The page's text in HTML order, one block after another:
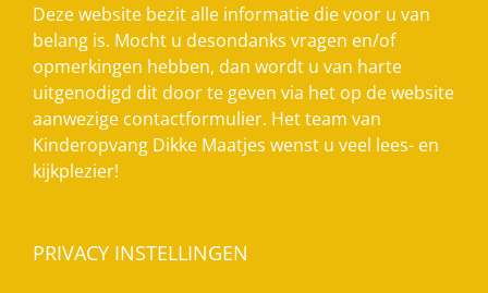
Deze website bezit alle informatie die voor u van
belang is. Mocht u desondanks vragen en/of
opmerkingen hebben, dan wordt u van harte
uitgenodigd dit door te geven via het op de website
aanwezige contactformulier. Het team van
Kinderopvang Dikke Maatjes wenst u veel lees- en
kijkplezier!
PRIVACY INSTELLINGEN